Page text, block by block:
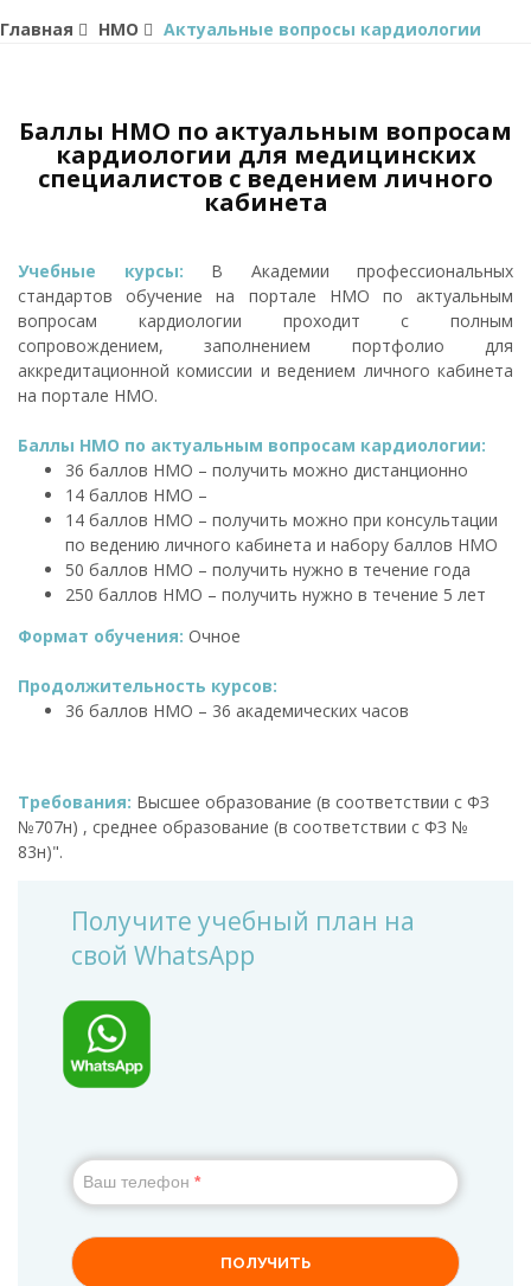
Главная НМО Актуальные вопросы кардиологии
Баллы НМО по актуальным вопросам
кардиологии для медицинских
специалистов с ведением личного
кабинета
Учебные курсы: В Академии профессиональных
стандартов обучение на портале НМО по актуальным
вопросам кардиологии проходит с полным
сопровождением, заполнением портфолио для
аккредитационной комиссии и ведением личного кабинета
на портале НМО.
Баллы НМО по актуальным вопросам кардиологии:
36 баллов НМО – получить можно дистанционно
14 баллов НМО –
14 баллов НМО – получить можно при консультации
по ведению личного кабинета и набору баллов НМО
50 баллов НМО – получить нужно в течение года
250 баллов НМО – получить нужно в течение 5 лет
Формат обучения: Очное
Продолжительность курсов:
36 баллов НМО – 36 академических часов
Требования: Высшее образование (в соответствии с ФЗ
№707н) , среднее образование (в соответствии с ФЗ №
83н)".
Получите учебный план на
свой WhatsApp